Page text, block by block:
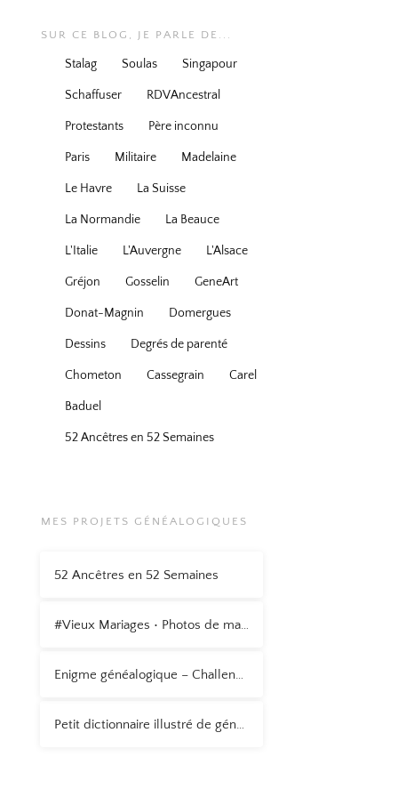
SUR CE BLOG, JE PARLE DE...
Stalag Soulas Singapour
Schaffuser RDVAncestral
Protestants Père inconnu
Paris Militaire Madelaine
Le Havre La Suisse
La Normandie La Beauce
L'Italie L'Auvergne L'Alsace
Gréjon Gosselin GeneArt
Donat-Magnin Domergues
Dessins Degrés de parenté
Chometon Cassegrain Carel
Baduel
52 Ancêtres en 52 Semaines
MES PROJETS GÉNÉALOGIQUES
52 Ancêtres en 52 Semaines
#Vieux Mariages • Photos de mariage anciennes
Enigme généalogique – Challenge AZ 2015
Petit dictionnaire illustré de généalogie